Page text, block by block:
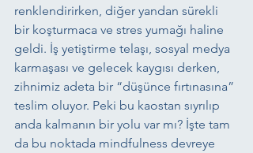
renklendirirken, diğer yandan sürekli
bir koşturmaca ve stres yumağı haline
geldi. İş yetiştirme telaşı, sosyal medya
karmaşası ve gelecek kaygısı derken,
zihnimiz adeta bir “düşünce fırtınasına”
teslim oluyor. Peki bu kaostan sıyrılıp
anda kalmanın bir yolu var mı? İşte tam
da bu noktada mindfulness devreye